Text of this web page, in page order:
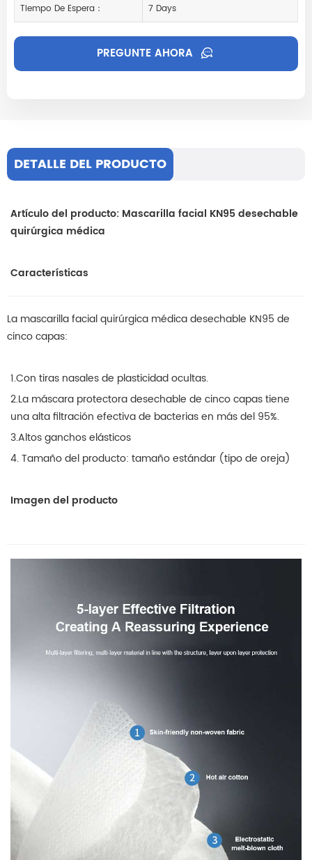
Tiempo De Espera：
7 Days
PREGUNTE AHORA
DETALLE DEL PRODUCTO
Artículo del producto: Mascarilla facial KN95 desechable
quirúrgica médica
Características
La mascarilla facial quirúrgica médica desechable KN95 de
cinco capas:
1.Con tiras nasales de plasticidad ocultas.
2.La máscara protectora desechable de cinco capas tiene
una alta filtración efectiva de bacterias en más del 95%.
3.Altos ganchos elásticos
4. Tamaño del producto: tamaño estándar (tipo de oreja)
Imagen del producto